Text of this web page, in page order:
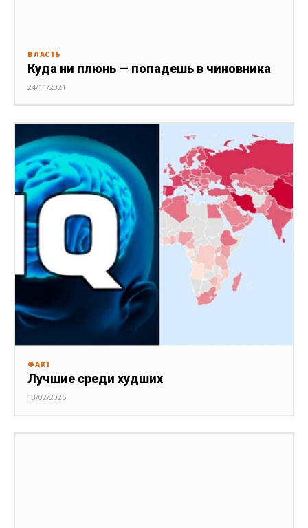
ВЛАСТЬ
Куда ни плюнь — попадешь в чиновника
24/11/2021
ФАКТ
Лучшие среди худших
13/02/2026